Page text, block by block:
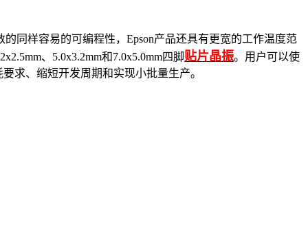
同样容易的可编程性，Epson产品还具有更宽的工作温度范
、5.0x3.2mm和7.0x5.0mm四脚贴片晶振。用户可以使
求、缩短开发周期和实现小批量生产。